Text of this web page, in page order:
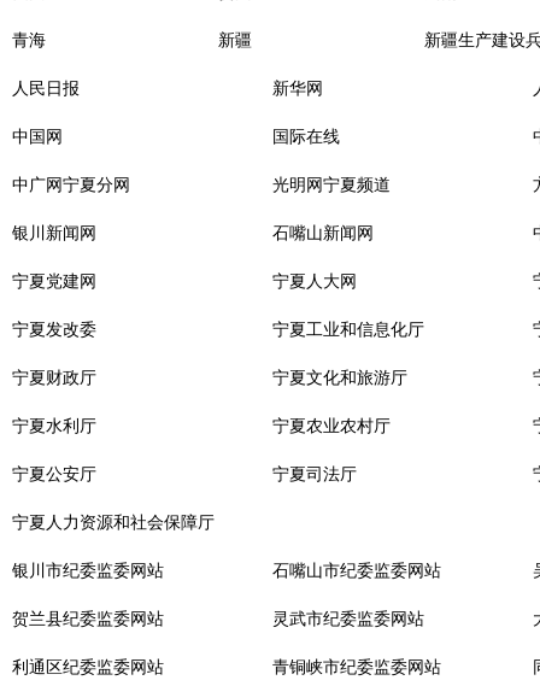
青海 新疆 新疆生产建设
人民日报 新华网
中国网 国际在线
中广网宁夏分网 光明网宁夏频道
银川新闻网 石嘴山新闻网
宁夏党建网 宁夏人大网
宁夏发改委 宁夏工业和信息化厅
宁夏财政厅 宁夏文化和旅游厅
宁夏水利厅 宁夏农业农村厅
宁夏公安厅 宁夏司法厅
宁夏人力资源和社会保障厅
银川市纪委监委网站 石嘴山市纪委监委网站
贺兰县纪委监委网站 灵武市纪委监委网站
利通区纪委监委网站 青铜峡市纪委监委网站